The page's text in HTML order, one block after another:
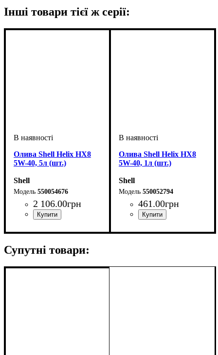
Інші товари тієї ж серії:
Олива Shell Helix HX8
5W-40, 5л (шт.)
Shell
550054676
2 106.00грн
Олива Shell Helix HX8
5W-40, 1л (шт.)
Shell
550052794
461.00грн
Супутні товари: